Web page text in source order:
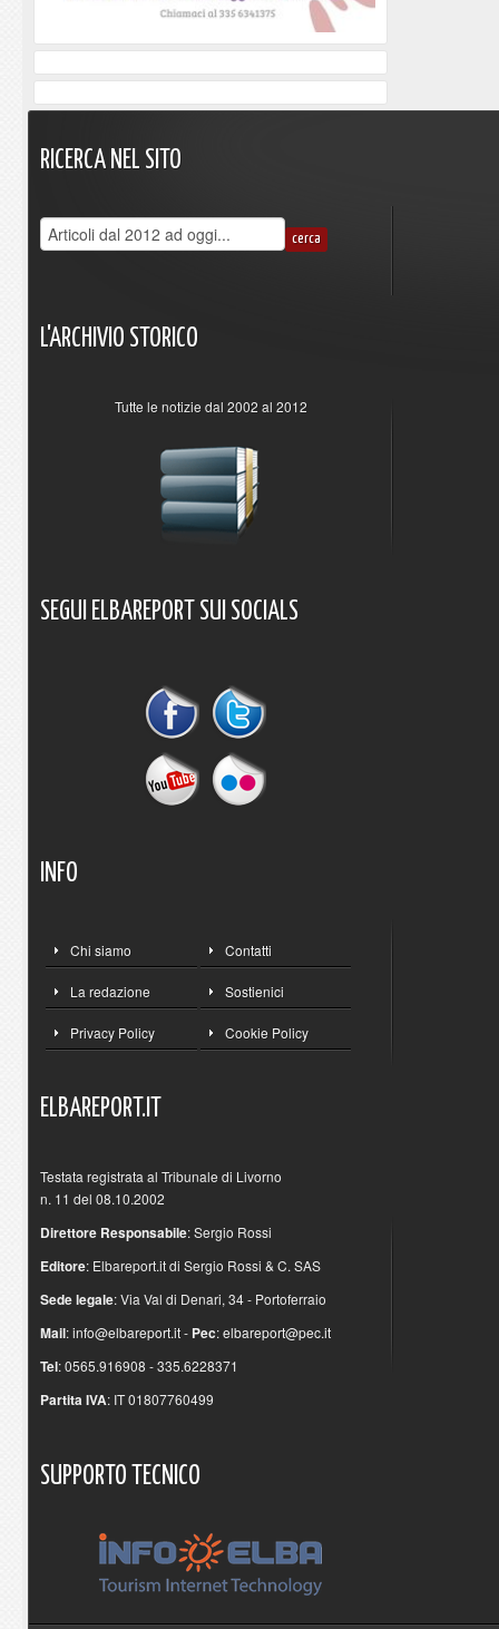
RICERCA NEL SITO
L'ARCHIVIO STORICO
Tutte le notizie dal 2002 al 2012
SEGUI ELBAREPORT SUI SOCIALS
INFO
Chi siamo Contatti
La redazione Sostienici
Privacy Policy Cookie Policy
ELBAREPORT.IT
Testata registrata al Tribunale di Livorno
n. 11 del 08.10.2002
Direttore Responsabile: Sergio Rossi
Editore: Elbareport.it di Sergio Rossi & C. SAS
Sede legale: Via Val di Denari, 34 - Portoferraio
Mail:info@elbareport.it- Pec:elbareport@pec.it
Tel: 0565.916908 - 335.6228371
Partita IVA: IT 01807760499
SUPPORTO TECNICO